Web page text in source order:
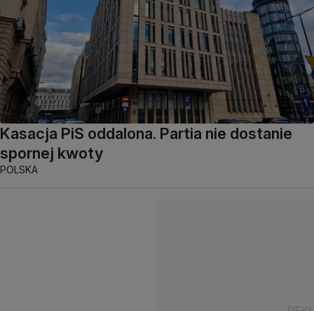
Kasacja PiS oddalona. Partia nie dostanie
spornej kwoty
POLSKA